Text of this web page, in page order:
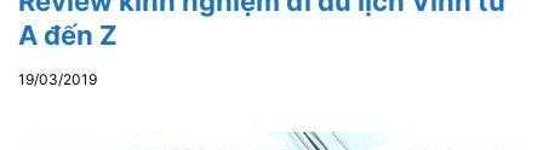
A đến Z
19/03/2019